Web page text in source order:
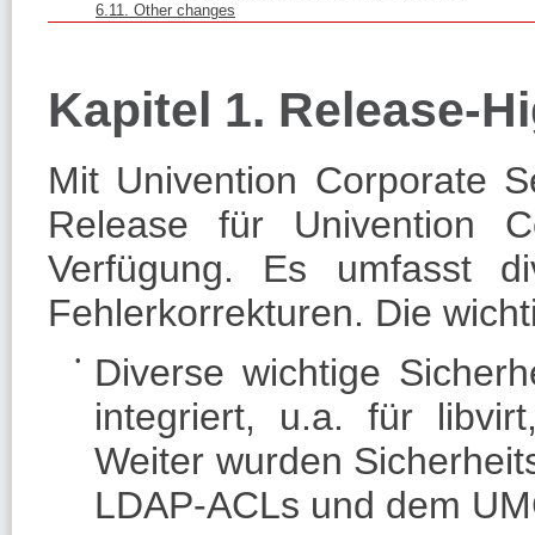
6.11. Other changes
Kapitel 1. Release-
Mit Univention Corporate
Release für Univention
Verfügung. Es umfasst
Fehlerkorrekturen. Die
Diverse wichtige
integriert, u.a. für
Weiter wurden
LDAP-ACLs und dem